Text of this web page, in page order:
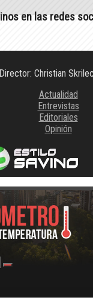
en las redes
Christian Skrilec
Actualidad
Entrevistas
Editoriales
Opinión